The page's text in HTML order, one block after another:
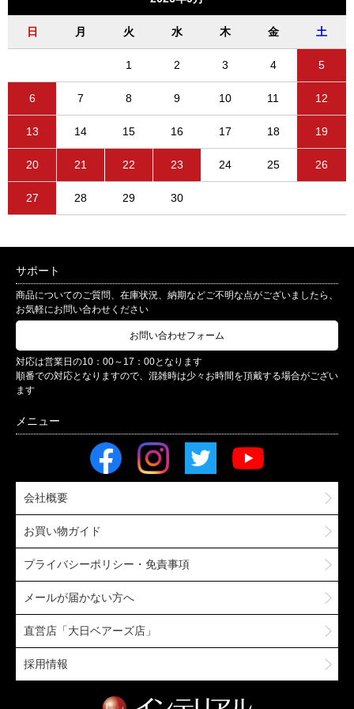
日 月 火 水 木 金 土
1 2 3 4 5
6 7 8 9 10 11 12
13 14 15 16 17 18 19
20 21 22 23 24 25 26
27 28 29 30
サポート
商品についてのご質問、在庫状況、納期などご不明な点がございましたら、
お気軽にお問い合わせください
お問い合わせフォーム
対応は営業日の10：00～17：00となります
順番での対応となりますので、混雑時は少々お時間を頂戴する場合がござい
ます
会社概要
お買い物ガイド
プライバシーポリシー・免責事項
メールが届かない方へ
直営店「大日ベアーズ店」
採用情報